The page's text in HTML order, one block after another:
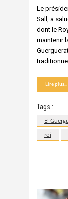
Le
Sall, a
dont le
maintenir
Lire plus...
Tags :
El
roi